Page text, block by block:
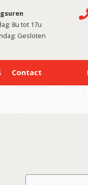
8u tot 17u
Gesloten
Contact